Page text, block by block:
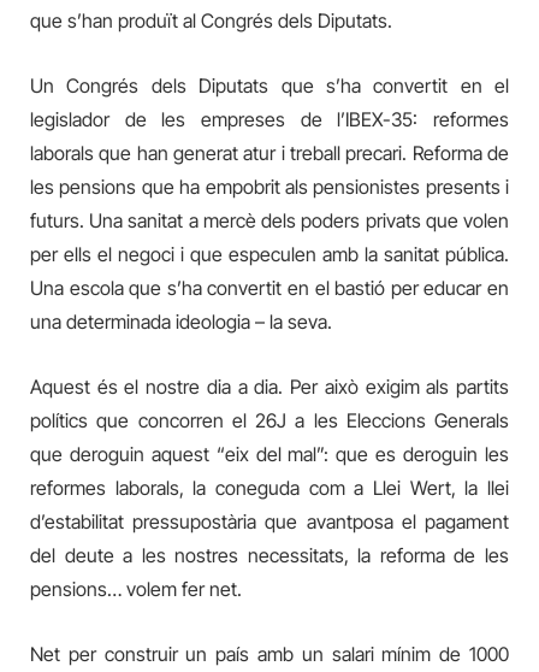
que s’han produït al Congrés dels Diputats.
Un Congrés dels Diputats que s’ha convertit en el
legislador de les empreses de l’IBEX-35: reformes
laborals que han generat atur i treball precari. Reforma de
les pensions que ha empobrit als pensionistes presents i
futurs. Una sanitat a mercè dels poders privats que volen
per ells el negoci i que especulen amb la sanitat pública.
Una escola que s’ha convertit en el bastió per educar en
una determinada ideologia – la seva.
Aquest és el nostre dia a dia. Per això exigim als partits
polítics que concorren el 26J a les Eleccions Generals
que deroguin aquest “eix del mal”: que es deroguin les
reformes laborals, la coneguda com a Llei Wert, la llei
d’estabilitat pressupostària que avantposa el pagament
del deute a les nostres necessitats, la reforma de les
pensions… volem fer net.
Net per construir un país amb un salari mínim de 1000